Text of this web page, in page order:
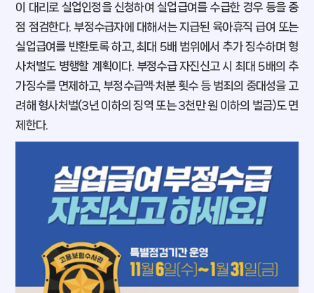
이 대리로 실업인정을 신청하여 실업급여를 수급한 경우 등을 중
점 점검한다. 부정수급자에 대해서는 지급된 육아휴직 급여 또는
실업급여를 반환토록 하고, 최대 5배 범위에서 추가 징수하며 형
사처벌도 병행할 계획이다. 부정수급 자진신고 시 최대 5배의 추
가징수를 면제하고, 부정수급액·처분 횟수 등 범죄의 중대성을 고
려해 형사처벌(3년 이하의 징역 또는 3천만 원 이하의 벌금)도 면
제한다.